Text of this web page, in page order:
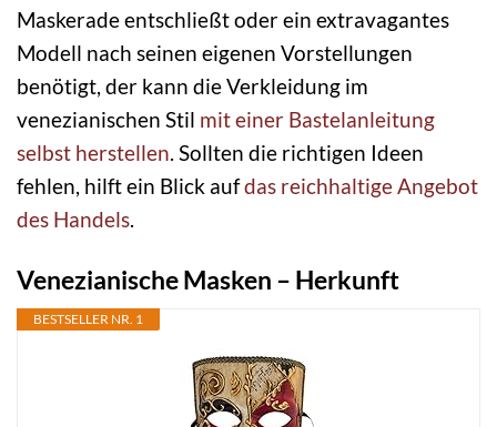
Maskerade entschließt oder ein extravagantes
Modell nach seinen eigenen Vorstellungen
benötigt, der kann die Verkleidung im
venezianischen Stil mit einer Bastelanleitung
selbst herstellen . Sollten die richtigen Ideen
fehlen, hilft ein Blick aufdas reichhaltige Angebot
des Handels
Venezianische Masken – Herkunft
BESTSELLER NR. 1